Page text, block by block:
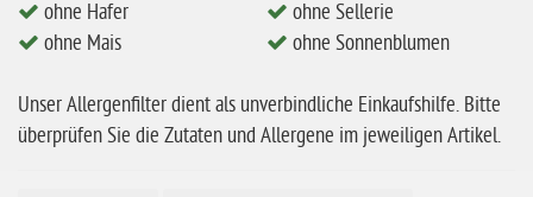
ohne Mandeln
ohne Milch
ohne Hafer
ohne Zuckerzusatz
ohne Hafer
ohne Mais
ohne Sellerie
ohne Sonnenblumen
Unser Allergenfilter dient als unverbindliche Einkaufshilfe. Bitte
überprüfen Sie die Zutaten und Allergene im jeweiligen Artikel.